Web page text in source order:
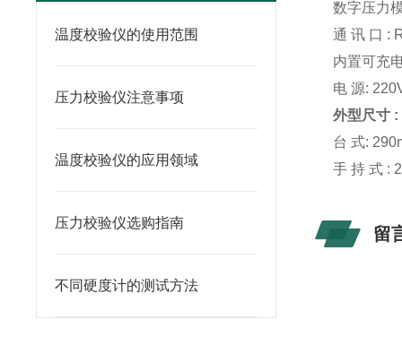
温度校验仪的使用范围
压力校验仪注意事项
温度校验仪的应用领域
压力校验仪选购指南
不同硬度计的测试方法
数字压力
通 讯 口 :
内置可充
电 源:
外型尺寸 :
台 式:
手 持 式 :
留